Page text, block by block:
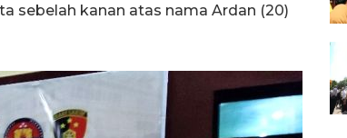
sebelah kanan atas nama Ardan (20)